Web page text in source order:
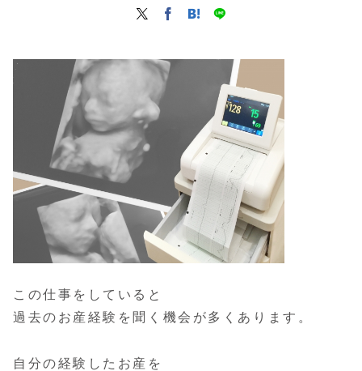
この仕事をしていると
過去のお産経験を聞く機会が多くあります。
自分の経験したお産を